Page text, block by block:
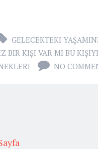
GELECEKTEKI
BIR KIŞI VAR MI BU
NO